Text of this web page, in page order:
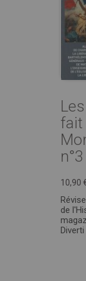
fait
n°3
10,90
de